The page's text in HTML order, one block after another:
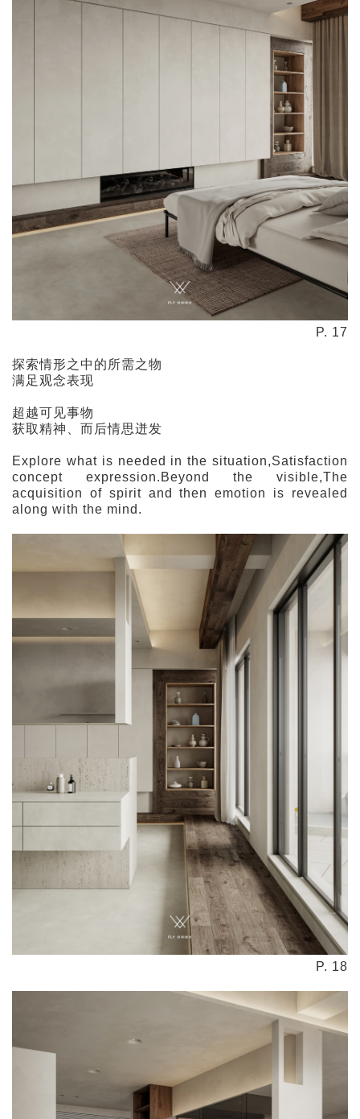
P. 17
探索情形之中的所需之物
满足观念表现
超越可见事物
获取精神、而后情思迸发
Explore what is needed in the situation,Satisfaction
concept expression.Beyond the visible,The
acquisition of spirit and then emotion is revealed
along with the mind.
P. 18